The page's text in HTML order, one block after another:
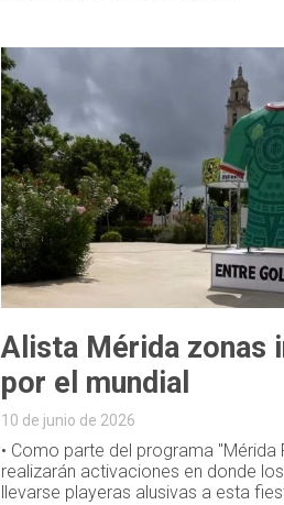
Alista Mérida zonas
por el mundial
10 de junio de 2026
• Como parte del programa "Mérida
realizarán activaciones en donde
llevarse playeras alusivas a esta